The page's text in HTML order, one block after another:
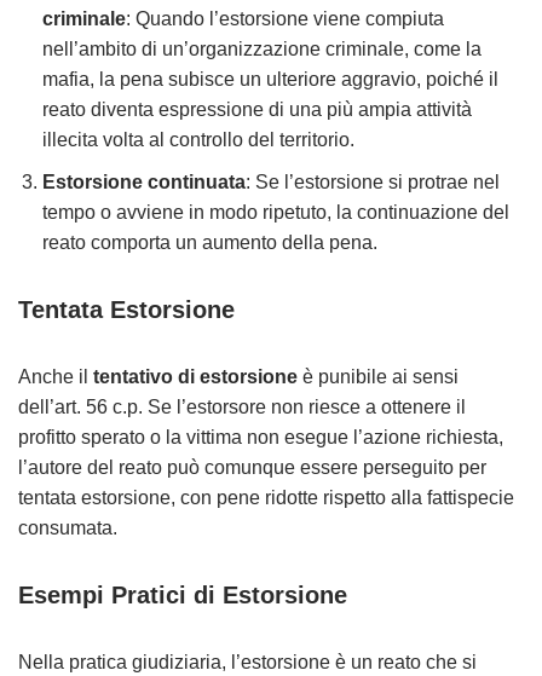
criminale: Quando l’estorsione viene compiuta
nell’ambito di un’organizzazione criminale, come la
mafia, la pena subisce un ulteriore aggravio, poiché il
reato diventa espressione di una più ampia attività
illecita volta al controllo del territorio.
Estorsione continuata: Se l’estorsione si protrae nel
tempo o avviene in modo ripetuto, la continuazione del
reato comporta un aumento della pena.
Tentata Estorsione
Anche il tentativo di estorsione è punibile ai sensi
dell’art. 56 c.p. Se l’estorsore non riesce a ottenere il
profitto sperato o la vittima non esegue l’azione richiesta,
l’autore del reato può comunque essere perseguito per
tentata estorsione, con pene ridotte rispetto alla fattispecie
consumata.
Esempi Pratici di Estorsione
Nella pratica giudiziaria, l’estorsione è un reato che si